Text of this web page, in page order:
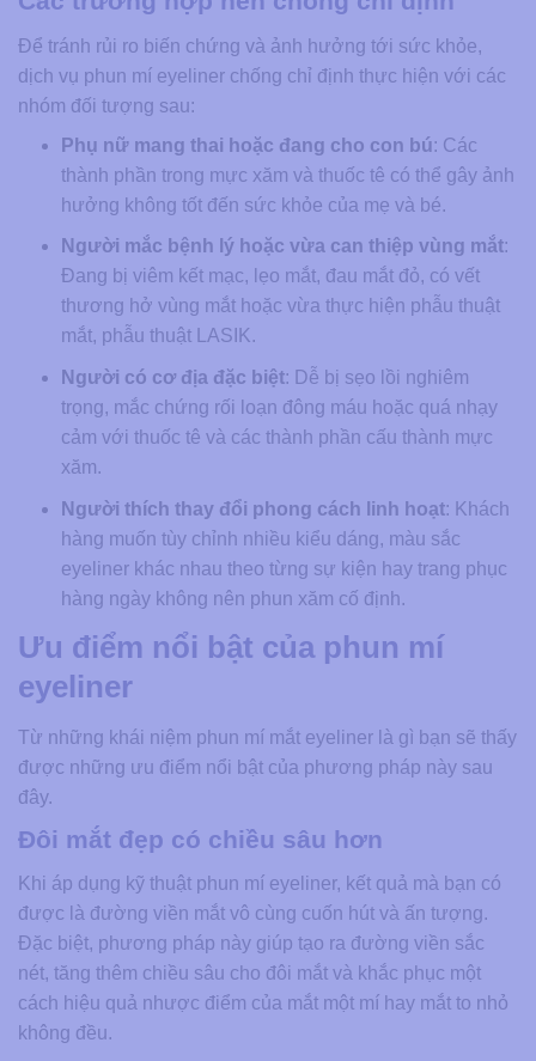
Để tránh rủi ro biến chứng và ảnh hưởng tới sức khỏe,
dịch vụ phun mí eyeliner chống chỉ định thực hiện với các
nhóm đối tượng sau:
Phụ nữ mang thai hoặc đang cho con bú: Các
thành phần trong mực xăm và thuốc tê có thể gây ảnh
hưởng không tốt đến sức khỏe của mẹ và bé.
Người mắc bệnh lý hoặc vừa can thiệp vùng mắt:
Đang bị viêm kết mạc, lẹo mắt, đau mắt đỏ, có vết
thương hở vùng mắt hoặc vừa thực hiện phẫu thuật
mắt, phẫu thuật LASIK.
Người có cơ địa đặc biệt: Dễ bị sẹo lồi nghiêm
trọng, mắc chứng rối loạn đông máu hoặc quá nhạy
cảm với thuốc tê và các thành phần cấu thành mực
xăm.
Người thích thay đổi phong cách linh hoạt: Khách
hàng muốn tùy chỉnh nhiều kiểu dáng, màu sắc
eyeliner khác nhau theo từng sự kiện hay trang phục
hàng ngày không nên phun xăm cố định.
Ưu điểm nổi bật của phun mí
eyeliner
Từ những khái niệm phun mí mắt eyeliner là gì bạn sẽ thấy
được những ưu điểm nổi bật của phương pháp này sau
đây.
Đôi mắt đẹp có chiều sâu hơn
Khi áp dụng kỹ thuật phun mí eyeliner, kết quả mà bạn có
được là đường viền mắt vô cùng cuốn hút và ấn tượng.
Đặc biệt, phương pháp này giúp tạo ra đường viền sắc
nét, tăng thêm chiều sâu cho đôi mắt và khắc phục một
cách hiệu quả nhược điểm của mắt một mí hay mắt to nhỏ
không đều.